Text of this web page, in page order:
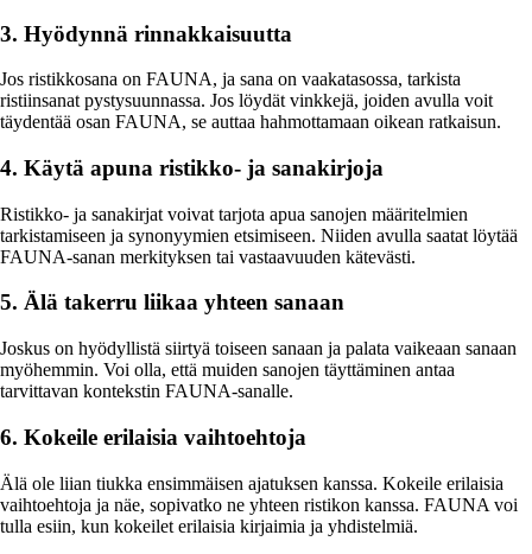
3. Hyödynnä rinnakkaisuutta
Jos ristikkosana on FAUNA, ja sana on vaakatasossa, tarkista
ristiinsanat pystysuunnassa. Jos löydät vinkkejä, joiden avulla voit
täydentää osan FAUNA, se auttaa hahmottamaan oikean ratkaisun.
4. Käytä apuna ristikko- ja sanakirjoja
Ristikko- ja sanakirjat voivat tarjota apua sanojen määritelmien
tarkistamiseen ja synonyymien etsimiseen. Niiden avulla saatat löytää
FAUNA-sanan merkityksen tai vastaavuuden kätevästi.
5. Älä takerru liikaa yhteen sanaan
Joskus on hyödyllistä siirtyä toiseen sanaan ja palata vaikeaan sanaan
myöhemmin. Voi olla, että muiden sanojen täyttäminen antaa
tarvittavan kontekstin FAUNA-sanalle.
6. Kokeile erilaisia vaihtoehtoja
Älä ole liian tiukka ensimmäisen ajatuksen kanssa. Kokeile erilaisia
vaihtoehtoja ja näe, sopivatko ne yhteen ristikon kanssa. FAUNA voi
tulla esiin, kun kokeilet erilaisia kirjaimia ja yhdistelmiä.